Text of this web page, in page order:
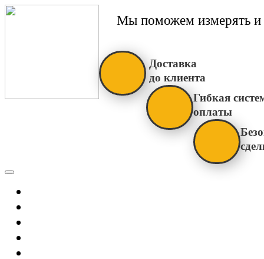
Мы поможем измерять и
Доставка
до клиента
Гибкая
оплаты